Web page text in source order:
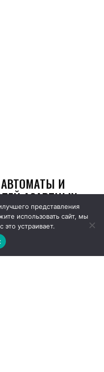
представления
использовать сайт, мы
это устраивает.